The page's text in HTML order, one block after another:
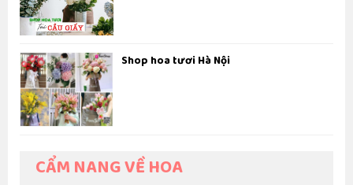
Shop hoa tươi Hà Nội
CẨM NANG VỀ HOA